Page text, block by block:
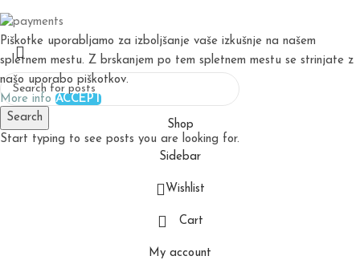
Search
Start typing to see posts you are looking for.
Piškotke uporabljamo za izboljšanje vaše izkušnje na našem
spletnem mestu. Z brskanjem po tem spletnem mestu se strinjate z
našo uporabo piškotkov.
More info ACCEPT
Shop
Sidebar
Wishlist
Cart
My account